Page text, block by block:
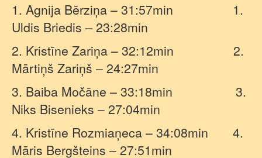
1. Agnija Bērziņa – 31:57min
1.
Uldis Briedis – 23:28min
2. Kristīne Zariņa – 32:12min
2.
Mārtiņš Zariņš – 24:27min
3. Baiba Močāne – 33:18min
3.
Niks Bisenieks – 27:04min
4. Kristīne Rozmiaņeca – 34:08min
4.
Māris Bergšteins – 27:51min